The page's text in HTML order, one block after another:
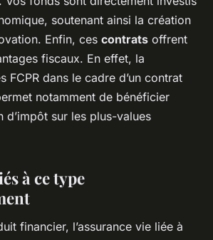
soutenant ainsi la création
Enfin, ces contrats offrent
fiscaux. En effet, la
FCPR dans le cadre d’un contrat
notamment de bénéficier
d’impôt sur les plus-values
à ce type
financier, l’assurance vie liée à